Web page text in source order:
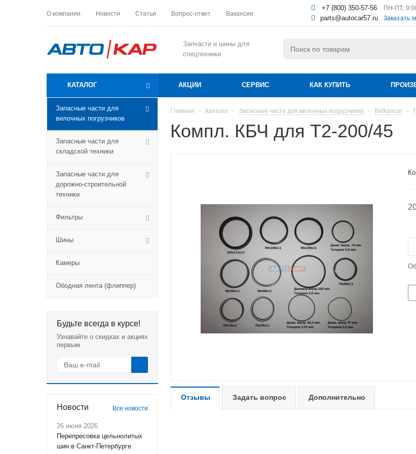
О компании Новости Статьи Вопрос-ответ Вакансии
+7 (800) 350-57-56
parts@autocar57.ru
ПН-ПТ:
Заказать
Запчасти и шины для
спецтехники
КАТАЛОГ АКЦИИ СЕРВИС КАК КУПИТЬ
Запасные части для
вилочных погрузчиков
Запасные части для
складской техники
Запасные части для
дорожно-строительной
техники
Фильтры
Шины
Камеры
Ободная лента (флиппер)
Будьте всегда в курсе!
Узнавайте о скидках и акциях
первым
Новости Все новости
26 июня 2026
Перепресовка цельнолитых
шин в Санкт-Петербурге
Главная - Каталог - Запасные части для вилочных погрузчиков - Balkancar -
Компл. КБЧ для Т2-200/45
Отзывы Задать вопрос Дополнительно